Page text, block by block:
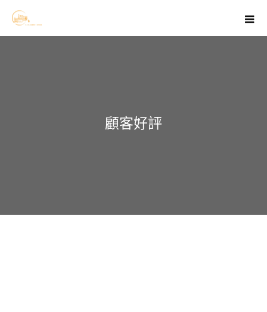
顧客好評